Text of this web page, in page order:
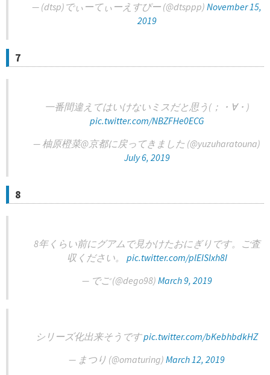
— (dtsp)でぃーてぃーえすぴー (@dtsppp) November 15,
2019
7
一番間違えてはいけないミスだと思う(；・∀・)
pic.twitter.com/NBZFHe0ECG
— 柚原橙菜@京都に戻ってきました (@yuzuharatouna)
July 6, 2019
8
8年くらい前にグアムで見かけたおにぎりです。ご査
収ください。 pic.twitter.com/plEISIxh8I
— でご (@dego98) March 9, 2019
シリーズ化出来そうですpic.twitter.com/bKebhbdkHZ
— まつり (@omaturing) March 12, 2019